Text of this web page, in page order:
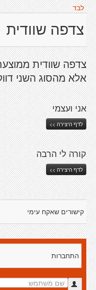
לבד
צדפה שוודית
צדפה שוודית
אלא מהסוג השני
אני ועצמי
לדף היצירה >>
קורה לי הרבה
לדף היצירה >>
קישורים שאקח עימי
התחברות